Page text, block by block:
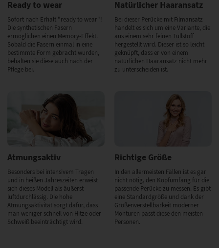
Ready to wear
Sofort nach Erhalt "ready to wear"!
Die synthetischen Fasern
ermöglichen einen Memory-Effekt.
Sobald die Fasern einmal in eine
bestimmte Form gebracht wurden,
behalten sie diese auch nach der
Pflege bei.
Natürlicher Haaransatz
Bei dieser Perücke mit Filmansatz
handelt es sich um eine Variante, die
aus einem sehr feinen Tüllstoff
hergestellt wird. Dieser ist so leicht
geknüpft, dass er von einem
natürlichen Haaransatz nicht mehr
zu unterscheiden ist.
Atmungsaktiv
Besonders bei intensivem Tragen
und in heißen Jahreszeiten erweist
sich dieses Modell als äußerst
luftdurchlässig. Die hohe
Atmungsaktivität sorgt dafür, dass
man weniger schnell von Hitze oder
Schweiß beeinträchtigt wird.
Richtige Größe
In den allermeisten Fällen ist es gar
nicht nötig, den Kopfumfang für die
passende Perücke zu messen. Es gibt
eine Standardgröße und dank der
Größenverstellbarkeit moderner
Monturen passt diese den meisten
Personen.